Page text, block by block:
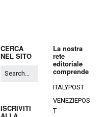
CERCA
NEL SITO
ISCRIVITI
La nostra
rete
editoriale
comprende
ITALYPOST
VENEZIEPOS
T